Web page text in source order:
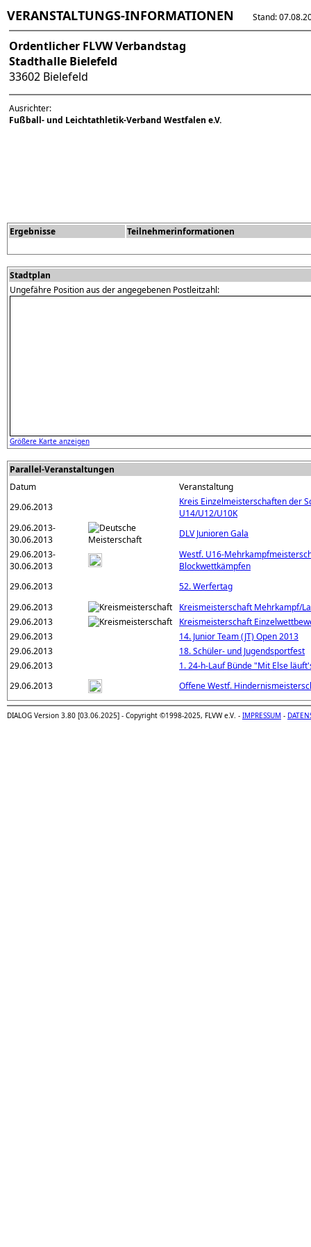
VERANSTALTUNGS-INFORMATIONEN Stand:
Ordentlicher FLVW Verbandstag
Stadthalle Bielefeld
33602 Bielefeld
Ausrichter:
Fußball- und Leichtathletik-Verband Westfalen e.V.
Ergebnisse Teilnehmerinformationen
Stadtplan
Ungefähre Position aus der angegebenen Postleitzahl:
Größere Karte anzeigen
Parallel-Veranstaltungen
Datum
Veranstaltung
29.06.2013
Kreis Einzelmeisterschaften der
U14/U12/U10K
29.06.2013-
30.06.2013
DLV Junioren Gala
29.06.2013-
30.06.2013
Westf. U16-
Blockwettkämpfen
29.06.2013
52. Werfertag
29.06.2013
Kreismeisterschaft Mehrkampf/
29.06.2013
Kreismeisterschaft
29.06.2013
14. Junior Team (JT) Open 2013
29.06.2013
18. Schüler- und Jugendsportfest
29.06.2013
1. 24-h-Lauf Bünde "Mit Else
29.06.2013
Offene Westf.
DIALOG Version 3.80 [03.06.2025] - Copyright ©1998-2025, FLVW e.V. - IMPRESSUM -